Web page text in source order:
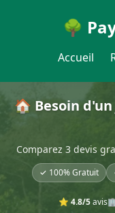
🌳
Accueil
🏠 Besoin
Comparez 3 devis
✓ 100% Gratuit
⭐ 4.8/5avis